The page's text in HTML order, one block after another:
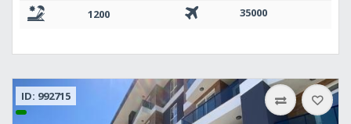
1200
35000
ID: 992715